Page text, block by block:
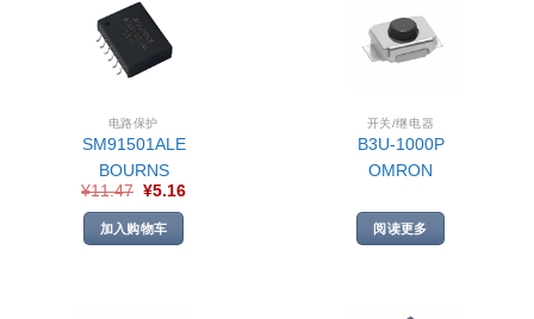
电路保护
SM91501ALE
BOURNS
¥11.47 ¥5.16
加入购物车
开关/继电器
B3U-1000P
OMRON
阅读更多